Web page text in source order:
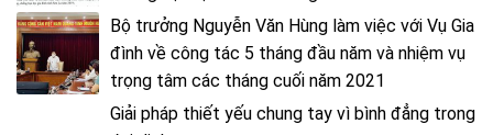
Bộ trưởng Nguyễn Văn Hùng làm việc với Vụ Gia
đình về công tác 5 tháng đầu năm và nhiệm vụ
trọng tâm các tháng cuối năm 2021
Giải pháp thiết yếu chung tay vì bình đẳng trong